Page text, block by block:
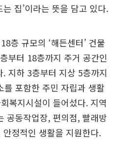
집’이라는 뜻을 담고 있다.
층 규모의 ‘해든센터’ 건물
부터 18층까지 주거 공간인
. 지하 3층부터 지상 5층까지
를 포함한 주민 자립과 생활
복지시설이 들어섰다. 지역
공동작업장, 편의점, 빨래방
정적인 생활을 지원한다.